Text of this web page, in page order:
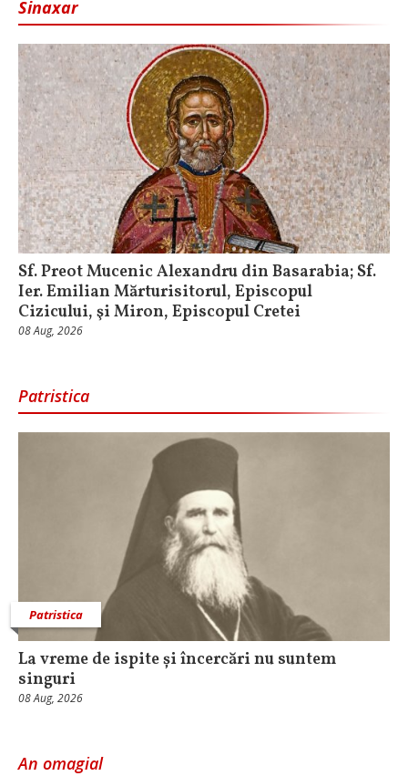
Sinaxar
Sf. Preot Mucenic Alexandru din Basarabia; Sf.
Ier. Emilian Mărturisitorul, Episcopul
Cizicului, şi Miron, Episcopul Cretei
08 Aug, 2026
Patristica
Patristica
La vreme de ispite și încercări nu suntem
singuri
08 Aug, 2026
An omagial